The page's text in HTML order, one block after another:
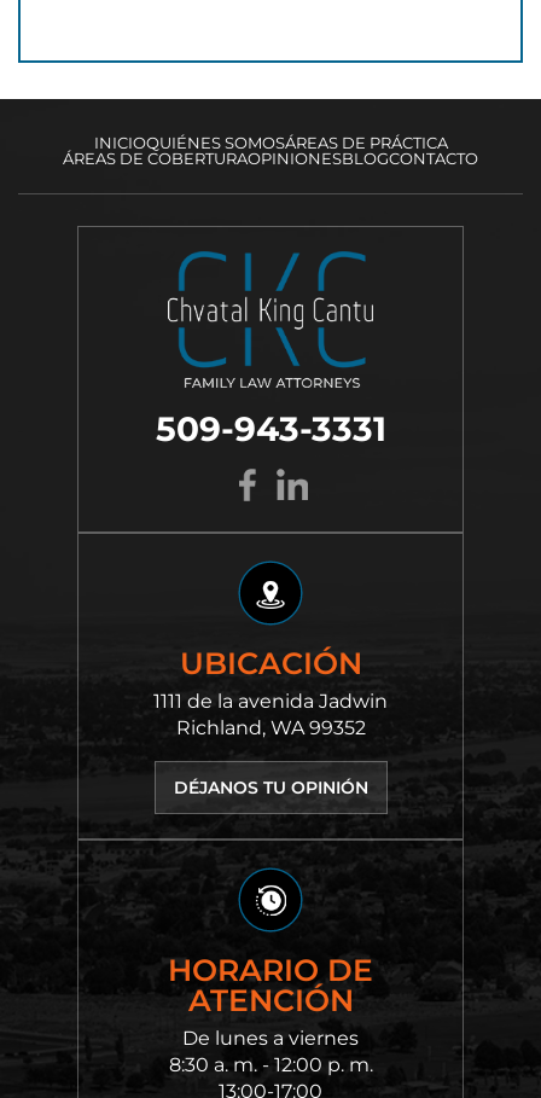
INICIOQUIÉNES SOMOSÁREAS DE PRÁCTICA
ÁREAS DE COBERTURAOPINIONESBLOGCONTACTO
UBICACIÓN
1111 de la avenida Jadwin
Richland, WA 99352
DÉJANOS TU OPINIÓN
509-943-3331
HORARIO DE
ATENCIÓN
De lunes a viernes
8:30 a. m. - 12:00 p. m.
13:00-17:00